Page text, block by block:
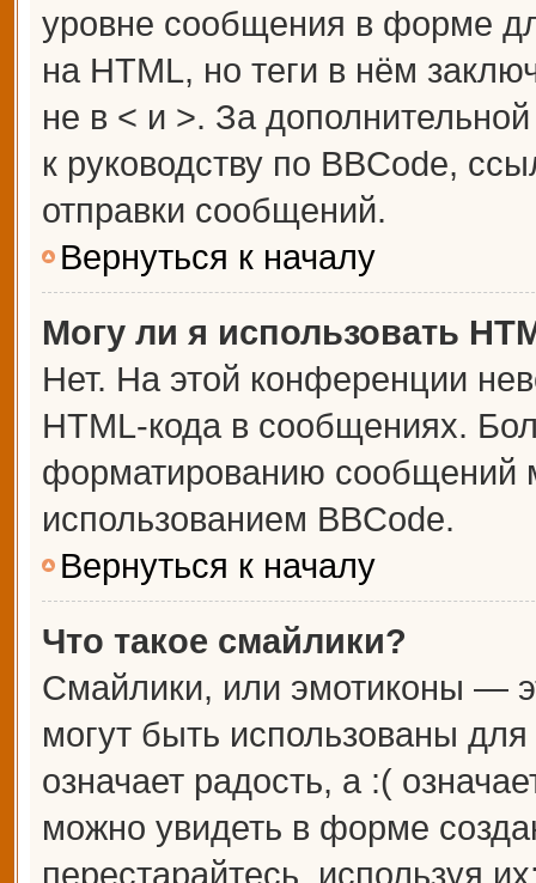
уровне сообщения в форме
на HTML, но теги в нём
не в < и >. За
к руководству по BBCode,
отправки сообщений.
Вернуться к началу
Могу ли я использовать
Нет. На этой конференции
HTML-кода в сообщениях.
форматированию сообщений
использованием BBCode.
Вернуться к началу
Что такое смайлики?
Смайлики, или эмотиконы —
могут быть использованы
означает радость, а :(
можно увидеть в форме
перестарайтесь, используя